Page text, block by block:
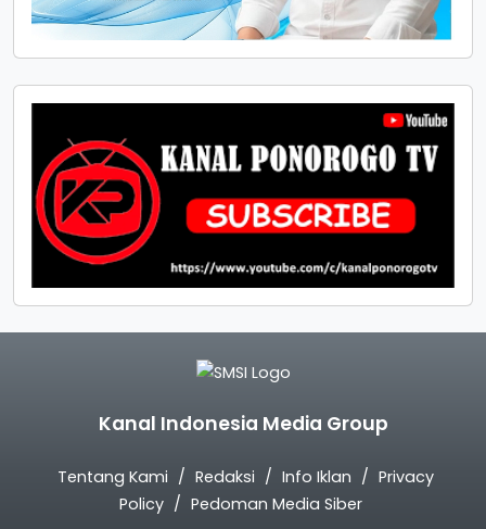
Kanal Indonesia Media Group
Tentang Kami Redaksi Info Iklan
Privacy
Policy
Pedoman Media Siber